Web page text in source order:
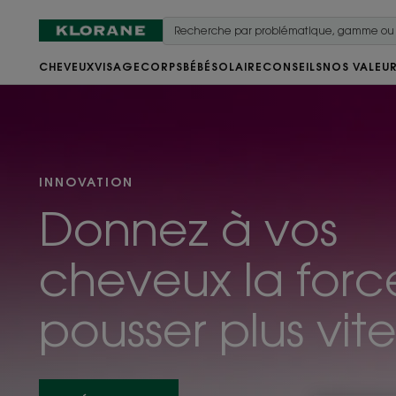
CHEVEUXVISAGE CORPSBÉBÉ SOLAIRE CONSEILSNOS
INNOVATION
Donnez à vos
cheveux la
pousser plus